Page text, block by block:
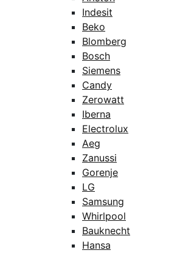
Indesit
Beko
Blomberg
Bosch
Siemens
Candy
Zerowatt
Iberna
Electrolux
Aeg
Zanussi
Gorenje
LG
Samsung
Whirlpool
Bauknecht
Hansa